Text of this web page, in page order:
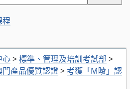
心>標準、管理及培訓考試部 >
門產品優質認證>考獲「M嘜」認
程